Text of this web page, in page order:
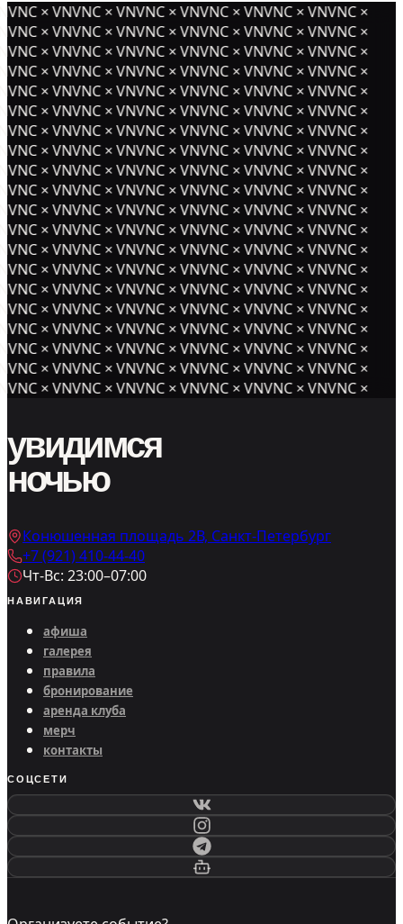
× VNVNC × VNVNC × VNVNC × VNVNC × VNVNC ×
× VNVNC × VNVNC × VNVNC × VNVNC × VNVNC ×
× VNVNC × VNVNC × VNVNC × VNVNC × VNVNC ×
× VNVNC × VNVNC × VNVNC × VNVNC × VNVNC ×
× VNVNC × VNVNC × VNVNC × VNVNC × VNVNC ×
× VNVNC × VNVNC × VNVNC × VNVNC × VNVNC ×
× VNVNC × VNVNC × VNVNC × VNVNC × VNVNC ×
× VNVNC × VNVNC × VNVNC × VNVNC × VNVNC ×
× VNVNC × VNVNC × VNVNC × VNVNC × VNVNC ×
× VNVNC × VNVNC × VNVNC × VNVNC × VNVNC ×
× VNVNC × VNVNC × VNVNC × VNVNC × VNVNC ×
× VNVNC × VNVNC × VNVNC × VNVNC × VNVNC ×
× VNVNC × VNVNC × VNVNC × VNVNC × VNVNC ×
× VNVNC × VNVNC × VNVNC × VNVNC × VNVNC ×
× VNVNC × VNVNC × VNVNC × VNVNC × VNVNC ×
× VNVNC × VNVNC × VNVNC × VNVNC × VNVNC ×
× VNVNC × VNVNC × VNVNC × VNVNC × VNVNC ×
× VNVNC × VNVNC × VNVNC × VNVNC × VNVNC ×
× VNVNC × VNVNC × VNVNC × VNVNC × VNVNC ×
× VNVNC × VNVNC × VNVNC × VNVNC × VNVNC ×
увидимся
ночью
Конюшенная площадь 2В, Санкт-Петербург
+7 (921) 410-44-40
Чт-Вс: 23:00–07:00
НАВИГАЦИЯ
афиша
галерея
правила
бронирование
аренда клуба
мерч
контакты
СОЦСЕТИ